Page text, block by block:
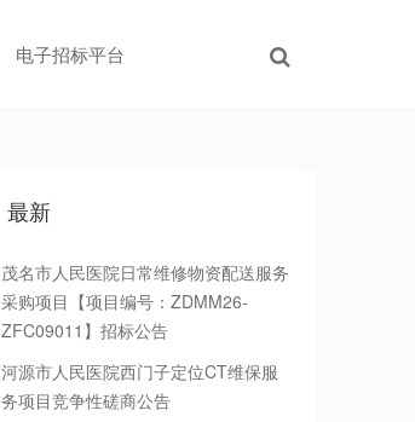
电子招标平台
最新
茂名市人民医院日常维修物资配送服务
采购项目【项目编号：ZDMM26-
ZFC09011】招标公告
河源市人民医院西门子定位CT维保服
务项目竞争性磋商公告